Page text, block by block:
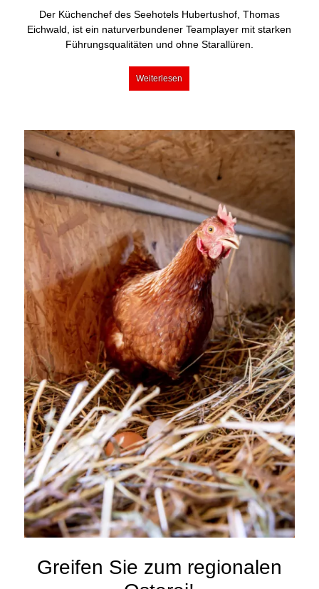
Der Küchenchef des Seehotels Hubertushof, Thomas
Eichwald, ist ein naturverbundener Teamplayer mit starken
Führungsqualitäten und ohne Starallüren.
Weiterlesen
Greifen Sie zum regionalen